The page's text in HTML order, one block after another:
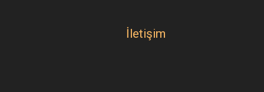
İletişim